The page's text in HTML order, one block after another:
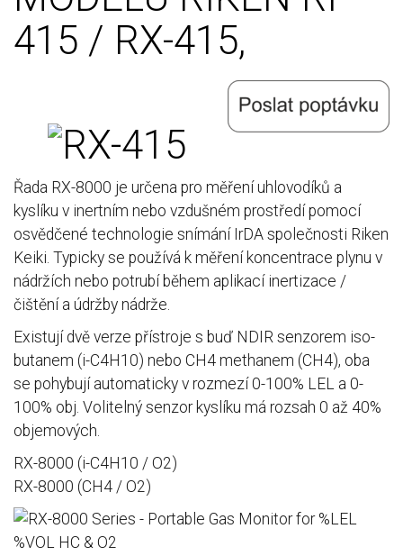
415 / RX-415,
Řada RX-8000 je určena pro měření uhlovodíků a
kyslíku v inertním nebo vzdušném prostředí pomocí
osvědčené technologie snímání IrDA společnosti Riken
Keiki. Typicky se používá k měření koncentrace plynu v
nádržích nebo potrubí během aplikací inertizace /
čištění a údržby nádrže.
Existují dvě verze přístroje s buď NDIR senzorem iso-
butanem (i-C4H10) nebo CH4 methanem (CH4), oba
se pohybují automaticky v rozmezí 0-100% LEL a 0-
100% obj. Volitelný senzor kyslíku má rozsah 0 až 40%
objemových.
RX-8000 (i-C4H10 / O2)
RX-8000 (CH4 / O2)